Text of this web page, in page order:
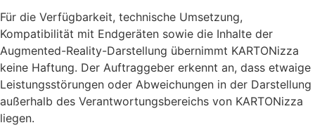
Für die Verfügbarkeit, technische Umsetzung,
Kompatibilität mit Endgeräten sowie die Inhalte der
Augmented-Reality-Darstellung übernimmt KARTONizza
keine Haftung. Der Auftraggeber erkennt an, dass etwaige
Leistungsstörungen oder Abweichungen in der Darstellung
außerhalb des Verantwortungsbereichs von KARTONizza
liegen.